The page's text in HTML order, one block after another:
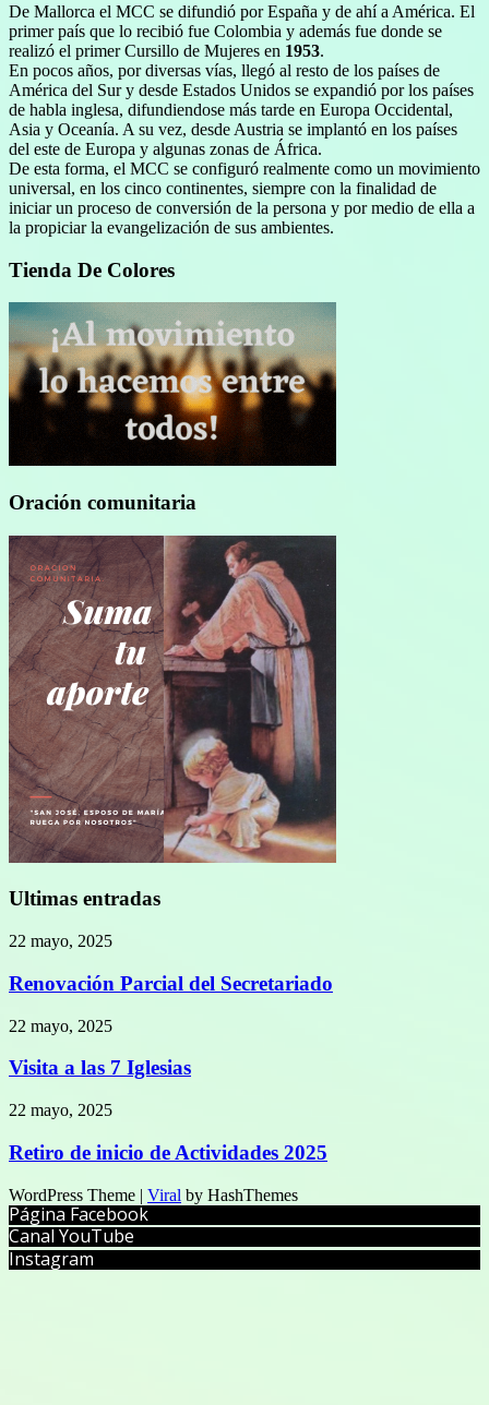
De Mallorca el MCC se difundió por España y de ahí a América. El
primer país que lo recibió fue Colombia y además fue donde se
realizó el primer Cursillo de Mujeres en 1953.
En pocos años, por diversas vías, llegó al resto de los países de
América del Sur y desde Estados Unidos se expandió por los países
de habla inglesa, difundiendose más tarde en Europa Occidental,
Asia y Oceanía. A su vez, desde Austria se implantó en los países
del este de Europa y algunas zonas de África.
De esta forma, el MCC se configuró realmente como un movimiento
universal, en los cinco continentes, siempre con la finalidad de
iniciar un proceso de conversión de la persona y por medio de ella a
la propiciar la evangelización de sus ambientes.
Tienda De Colores
Oración comunitaria
Ultimas entradas
22 mayo, 2025
Renovación Parcial del Secretariado
22 mayo, 2025
Visita a las 7 Iglesias
22 mayo, 2025
Retiro de inicio de Actividades 2025
WordPress Theme | Viral by HashThemes
Página Facebook
Canal YouTube
Instagram